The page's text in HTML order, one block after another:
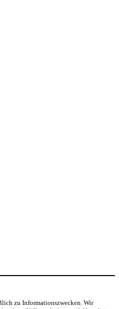
zu Informationszwecken. Wir